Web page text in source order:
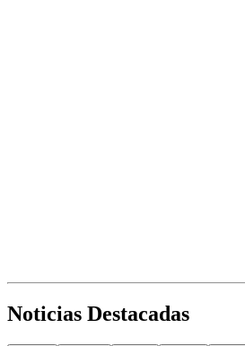
Noticias Destacadas